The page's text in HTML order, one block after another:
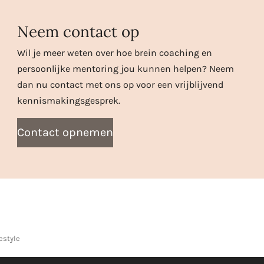
Neem contact op
Wil je meer weten over hoe brein coaching en
persoonlijke mentoring jou kunnen helpen? Neem
dan nu contact met ons op voor een vrijblijvend
kennismakingsgesprek.
Contact opnemen